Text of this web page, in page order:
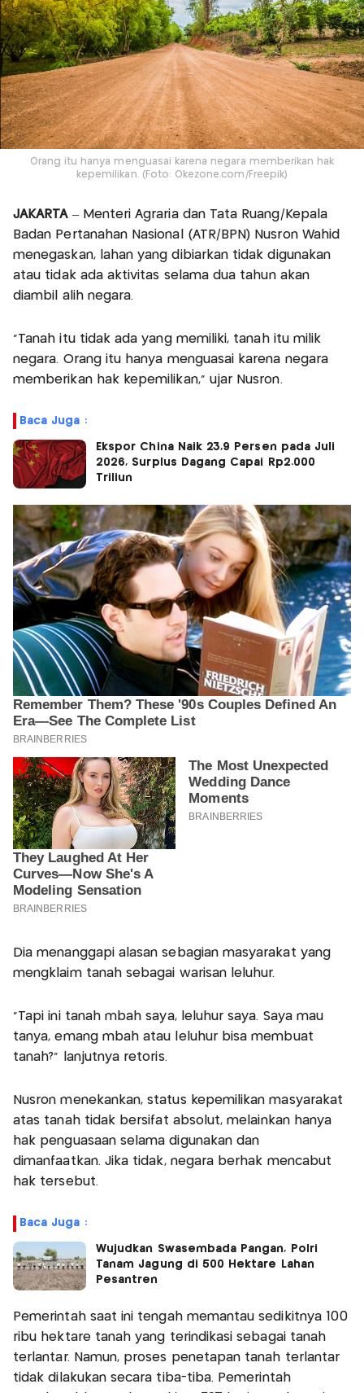
Orang itu hanya menguasai karena negara memberikan hak
kepemilikan. (Foto: Okezone.com/Freepik)
JAKARTA– Menteri Agraria dan Tata Ruang/Kepala
Badan Pertanahan Nasional (ATR/BPN) Nusron Wahid
menegaskan, lahan yang dibiarkan tidak digunakan
atau tidak ada aktivitas selama dua tahun akan
diambil alih negara.
“Tanah itu tidak ada yang memiliki, tanah itu milik
negara. Orang itu hanya menguasai karena negara
memberikan hak kepemilikan,” ujar Nusron.
Baca Juga :
Ekspor China Naik 23,9 Persen pada Juli
2026, Surplus Dagang Capai Rp2.000
Triliun
Dia menanggapi alasan sebagian masyarakat yang
mengklaim tanah sebagai warisan leluhur.
“Tapi ini tanah mbah saya, leluhur saya. Saya mau
tanya, emang mbah atau leluhur bisa membuat
tanah?” lanjutnya retoris.
Nusron menekankan, status kepemilikan masyarakat
atas tanah tidak bersifat absolut, melainkan hanya
hak penguasaan selama digunakan dan
dimanfaatkan. Jika tidak, negara berhak mencabut
hak tersebut.
Baca Juga :
Wujudkan Swasembada Pangan, Polri
Tanam Jagung di 500 Hektare Lahan
Pesantren
Pemerintah saat ini tengah memantau sedikitnya 100
ribu hektare tanah yang terindikasi sebagai tanah
terlantar. Namun, proses penetapan tanah terlantar
tidak dilakukan secara tiba-tiba. Pemerintah